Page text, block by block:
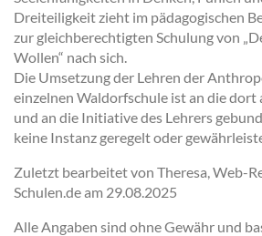
Dreiteiligkeit zieht im pädagogischen
zur gleichberechtigten Schulung von
Wollen“ nach sich.
Die Umsetzung der Lehren der
einzelnen Waldorfschule ist an die
und an die Initiative des Lehrers
keine Instanz geregelt oder
Zuletzt bearbeitet von Theresa, Web-
Schulen.de am 29.08.2025
Alle Angaben sind ohne Gewähr und